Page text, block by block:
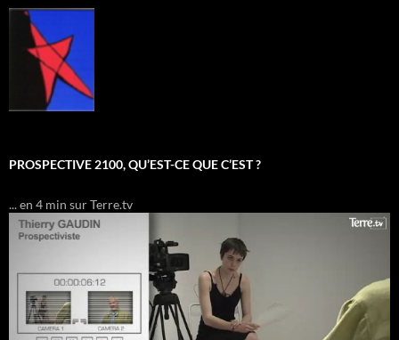
PROSPECTIVE 2100, QU’EST-CE QUE C’EST ?
... en 4 min sur Terre.tv